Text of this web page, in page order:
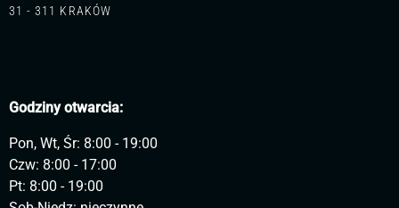
31 - 311 KRAKÓW
Godziny otwarcia:
Pon, Wt, Śr: 8:00 - 19:00
Czw: 8:00 - 17:00
Pt: 8:00 - 19:00